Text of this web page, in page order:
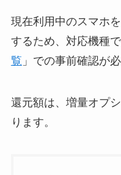
現在利用中のスマホ
するため、対応機種
覧 」での事前確認が必
還元額は、増量オプ
ります。